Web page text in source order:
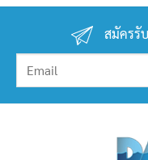
สมัครรั